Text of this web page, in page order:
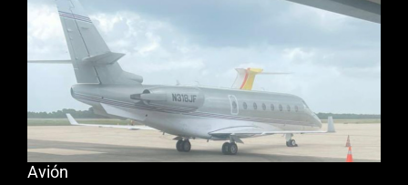
Avión